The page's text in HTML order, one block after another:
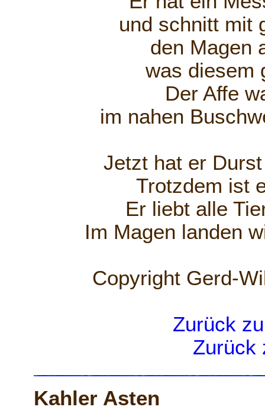
und schnitt mit
den Magen
was diesem
Der Affe
im nahen
Jetzt hat er
Trotzdem ist
Er liebt alle
Im Magen landen
Copyright Gerd-
Zurück
Zurück
Kahler Asten